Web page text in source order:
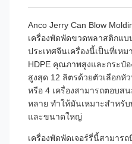
Anco Jerry Can Blow
เครื่องพัดพัดขวดพลาสติกแ
ประเทศจีนเครื่องนี้เป็นที่เห
HDPE คุณภาพสูงและกระป๋
สูงสุด 12 ลิตรด้วยตัวเลือกหั
หรือ 4 เครื่องสามารถตอบส
หลาย ทําให้มันเหมาะสําหรั
และขนาดใหญ่
เครื่องพัดพัดเจอร์รี่นี้สามาร